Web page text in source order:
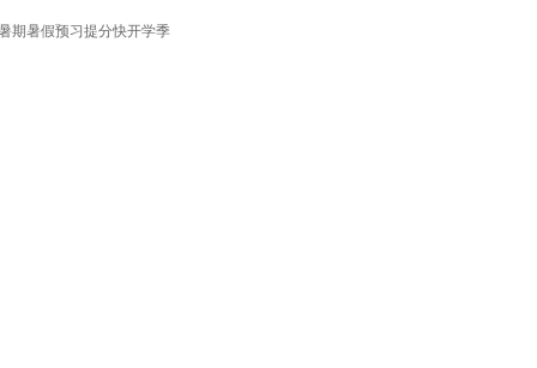
期暑假预习提分快开学季